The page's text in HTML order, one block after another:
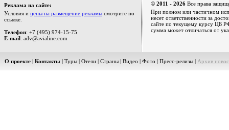
Реклама на сайте:
Условия и цены на размещение рекламы смотрите по
ссылке.
Телефон: +7 (495) 974-15-75
E-mail: adv@avialine.com
© 2011 - 2026 Все права
При полном или частичном
несет ответственности за
сайте по текущему курсу ЦБ
сумма может отличаться от
О проекте | Контакты | Туры | Отели | Страны | Видео | Фото | Пресс-релизы | Архив